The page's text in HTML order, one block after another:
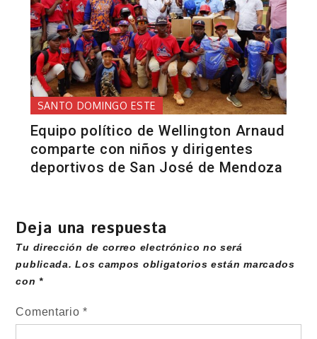
SANTO DOMINGO ESTE
Equipo político de Wellington Arnaud
comparte con niños y dirigentes
deportivos de San José de Mendoza
Deja una respuesta
Tu dirección de correo electrónico no será
publicada. Los campos obligatorios están marcados
con*
Comentario*